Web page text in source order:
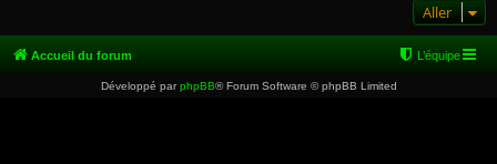
Aller
Accueil du forum L’équipe
Développé parphpBB® Forum Software © phpBB Limited